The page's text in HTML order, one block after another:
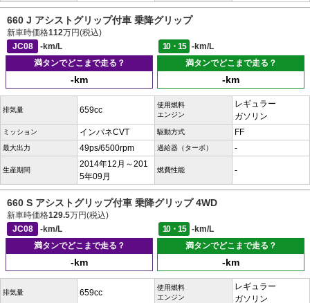
660 J アシストグリップ付車 乗降グリップ
新車時価格112万円(税込)
JC08
-km/L 10・15
-km/L
満タンでどこまで走る？
-km
満タンでどこまで走る？
-km
排気量 659cc
使用燃料
エンジン
レギュラー
ガソリン
ミッション インパネCVT 駆動方式 FF
最大出力 49ps/6500rpm 過給器（ターボ） -
生産期間
2014年12月～201
5年09月
燃費性能 -
660 S アシストグリップ付車 乗降グリップ 4WD
新車時価格129.5万円(税込)
JC08
-km/L 10・15
-km/L
満タンでどこまで走る？
-km
満タンでどこまで走る？
-km
排気量 659cc
使用燃料
エンジン
レギュラー
ガソリン